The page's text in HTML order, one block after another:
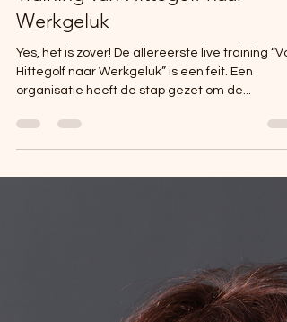
Training van Hittegolf naar
Werkgeluk
Yes, het is zover! De allereerste live training
organisatie heeft de stap gezet om de...